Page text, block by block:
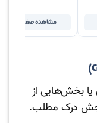
مشاهده صفحه
یا بخش‌هایی از
درک مطلب.